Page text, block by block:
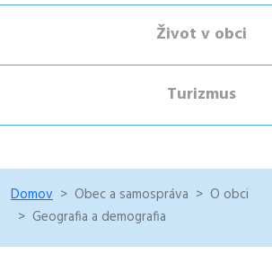
Život v obci
Turizmus
Domov Obec a samospráva
O obci
Geografia a demografia